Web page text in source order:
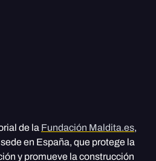
de la Fundación Maldita.es,
en España, que protege la
y promueve la construcción